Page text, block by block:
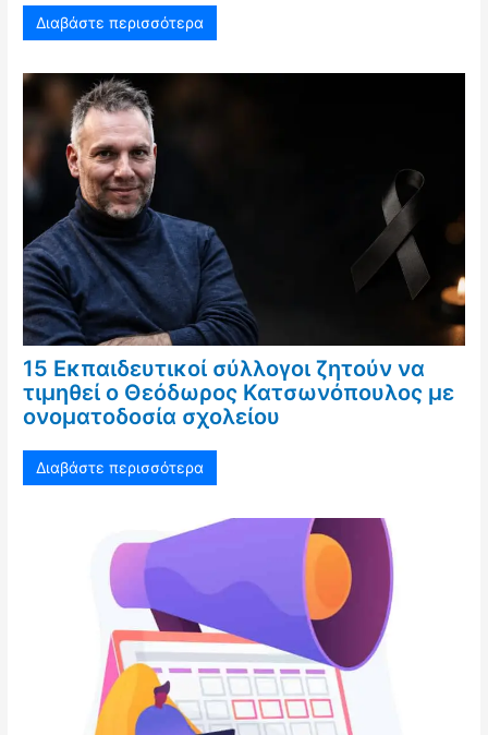
Διαβάστε περισσότερα
15 Εκπαιδευτικοί σύλλογοι ζητούν να
τιμηθεί ο Θεόδωρος Κατσωνόπουλος με
ονοματοδοσία σχολείου
Διαβάστε περισσότερα